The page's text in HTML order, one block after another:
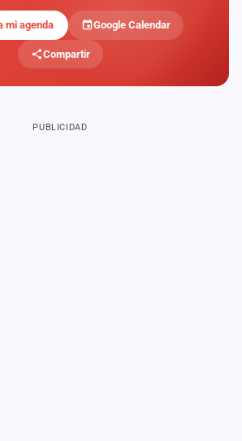
mi agenda Google Calendar
Compartir
PUBLICIDAD